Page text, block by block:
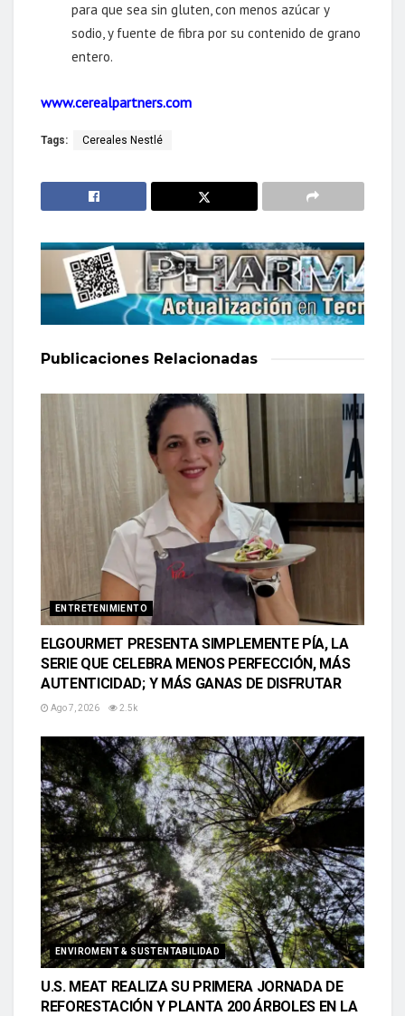
para que sea sin gluten, con menos azúcar y
sodio, y fuente de fibra por su contenido de grano
entero.
www.cerealpartners.com
Tags: Cereales Nestlé
Publicaciones Relacionadas
ENTRETENIMIENTO
ELGOURMET PRESENTA SIMPLEMENTE PÍA, LA
SERIE QUE CELEBRA MENOS PERFECCIÓN, MÁS
AUTENTICIDAD; Y MÁS GANAS DE DISFRUTAR
Ago 7, 2026 2.5k
ENVIROMENT & SUSTENTABILIDAD
U.S. MEAT REALIZA SU PRIMERA JORNADA DE
REFORESTACIÓN Y PLANTA 200 ÁRBOLES EN LA